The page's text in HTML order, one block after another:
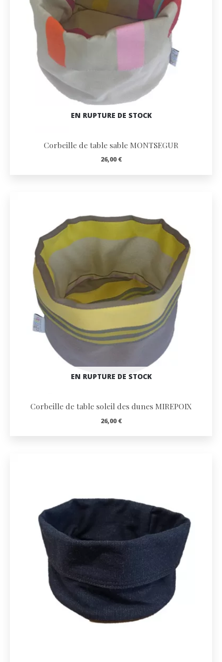
EN RUPTURE DE STOCK
Corbeille de table sable MONTSEGUR
26,00€
EN RUPTURE DE STOCK
Corbeille de table soleil des dunes MIREPOIX
26,00€